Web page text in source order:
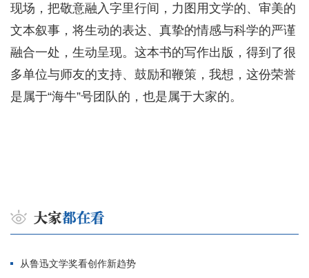
现场，把敬意融入字里行间，力图用文学的、审美的
文本叙事，将生动的表达、真挚的情感与科学的严谨
融合一处，生动呈现。这本书的写作出版，得到了很
多单位与师友的支持、鼓励和鞭策，我想，这份荣誉
是属于“海牛”号团队的，也是属于大家的。
从鲁迅文学奖看创作新趋势